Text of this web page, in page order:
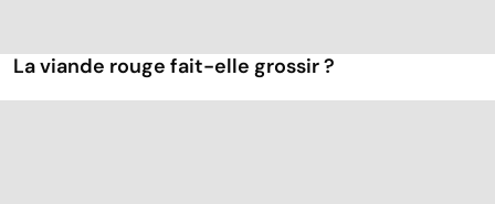
La viande rouge fait-elle grossir ?